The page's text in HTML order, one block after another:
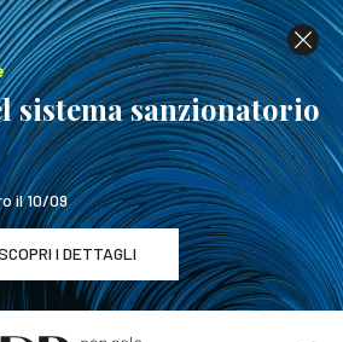
sistema sanzionatorio
il 10/09
I DETTAGLI